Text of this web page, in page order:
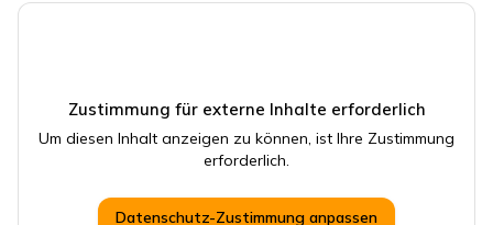
Zustimmung für externe Inhalte erforderlich
Um diesen Inhalt anzeigen zu können, ist Ihre Zustimmung
erforderlich.
Datenschutz-Zustimmung anpassen